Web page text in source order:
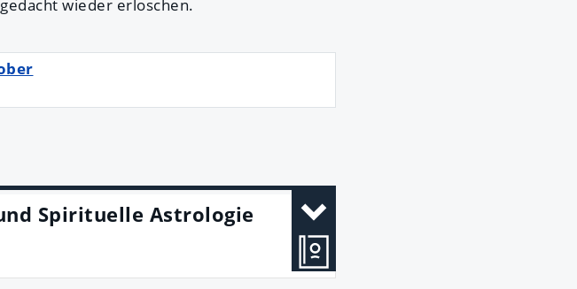
wieder erloschen.
Spirituelle Astrologie